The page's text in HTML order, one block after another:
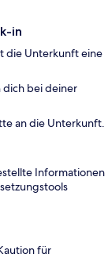
in
die Unterkunft eine
dich bei deiner
an die Unterkunft.
Informationen
für